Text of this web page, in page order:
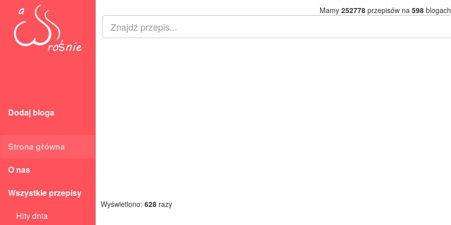
Dodaj bloga
Strona główna
O nas
Wszystkie przepisy
Hity dnia
Mamy 252778przepisów na 598
Wyświetlono: 628 razy